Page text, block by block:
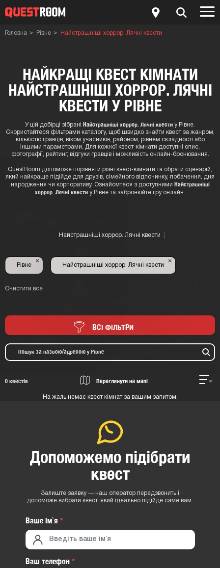
Головна Рівне Найстрашніші хоррор. Лячні квести
НАЙКРАЩІ КВЕСТ КІМНАТИ
НАЙСТРАШНІШІ ХОРРОР. ЛЯЧНІ
КВЕСТИ У РІВНЕ
У цій добірці зібрані Найстрашніші хоррор. Лячні квести у Рівне.
Скористайтеся фільтрами каталогу, щоб швидко знайти квест за жанром,
кількістю гравців, віком учасників, районом, рівнем складності або
іншими параметрами. Для кожної квест-кімнати доступні опис,
фотографії, рейтинг, відгуки гравців і можливість онлайн-бронювання.
QuestRoom допоможе порівняти різні квест-кімнати та обрати сценарій,
який найкраще підійде для друзів, сімейного відпочинку, побачення, дня
народження чи корпоративу. Ознайомтеся з доступними Найстрашніші
хоррор. Лячні квести у Рівне та забронюйте гру онлайн.
Найстрашніші хоррор. Лячні квести
Рівне
×
Найстрашніші хоррор. Лячні квести
×
Очистити все
ВСІ ФІЛЬТРИ
0 квестів Переглянути на мапі
На жаль немає квест кімнат за вашим запитом.
Допоможемо підібрати
квест
Залиште заявку — наш оператор передзвонить і
допоможе вибрати квест, який ідеально підійде саме вам.
Ваше iм`я *
Ваш телефон*